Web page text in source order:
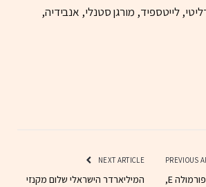
לייטספיד, מורגן סטנלי, אנבידיה,
אליפות העולם בפורמולה E,
NEXT ARTICLE
המיליארדר הישראלי שלום מקנזי